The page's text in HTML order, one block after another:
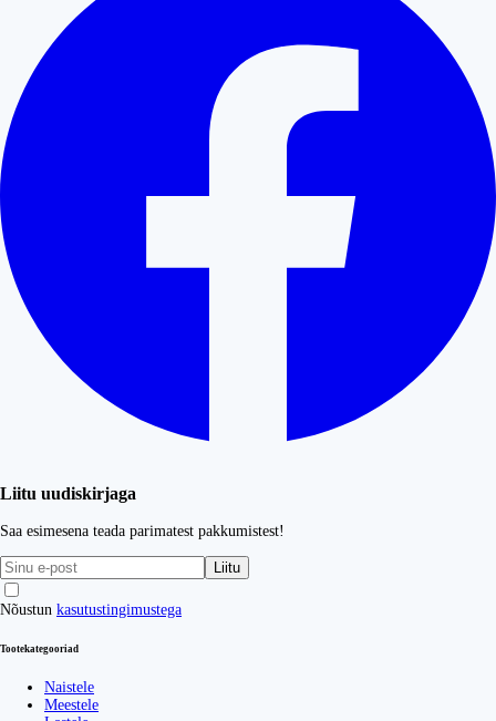
Liitu uudiskirjaga
Saa esimesena teada parimatest pakkumistest!
Liitu
Nõustun kasutustingimustega
Tootekategooriad
Naistele
Meestele